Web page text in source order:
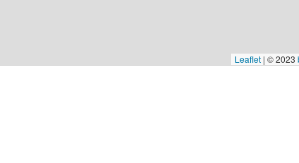
Leaflet | © 2023